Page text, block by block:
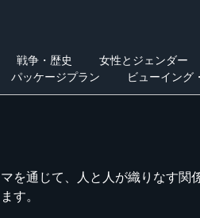
戦争・歴史 女性とジェンダー
パッケージプラン ビューイング
通じて、人と人が織りなす
す。